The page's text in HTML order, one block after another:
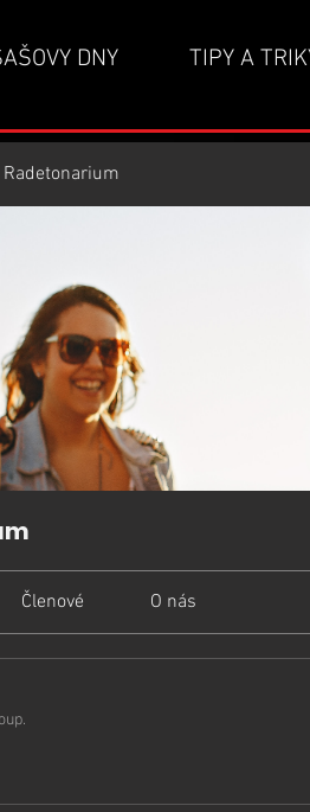
DNY TIPY A
Členové O nás